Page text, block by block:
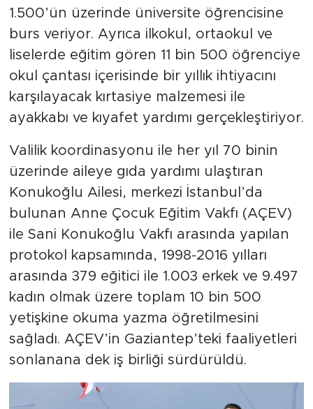
1.500’ün üzerinde üniversite öğrencisine
burs veriyor. Ayrıca ilkokul, ortaokul ve
liselerde eğitim gören 11 bin 500 öğrenciye
okul çantası içerisinde bir yıllık ihtiyacını
karşılayacak kırtasiye malzemesi ile
ayakkabı ve kıyafet yardımı gerçekleştiriyor.
Valilik koordinasyonu ile her yıl 70 binin
üzerinde aileye gıda yardımı ulaştıran
Konukoğlu Ailesi, merkezi İstanbul’da
bulunan Anne Çocuk Eğitim Vakfı (AÇEV)
ile Sani Konukoğlu Vakfı arasında yapılan
protokol kapsamında, 1998-2016 yılları
arasında 379 eğitici ile 1.003 erkek ve 9.497
kadın olmak üzere toplam 10 bin 500
yetişkine okuma yazma öğretilmesini
sağladı. AÇEV’in Gaziantep’teki faaliyetleri
sonlanana dek iş birliği sürdürüldü.